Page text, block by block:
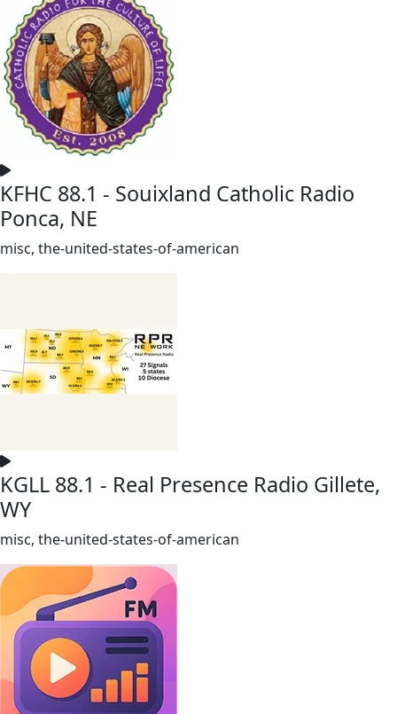
KFHC 88.1 - Souixland Catholic Radio
Ponca, NE
misc, the-united-states-of-american
KGLL 88.1 - Real Presence Radio Gillete,
WY
misc, the-united-states-of-american